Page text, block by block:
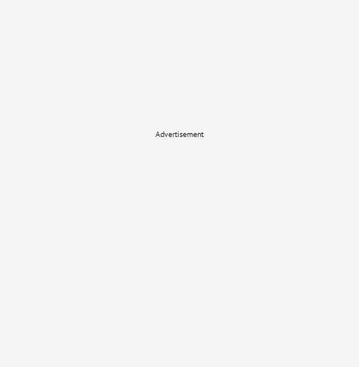
Advertisement